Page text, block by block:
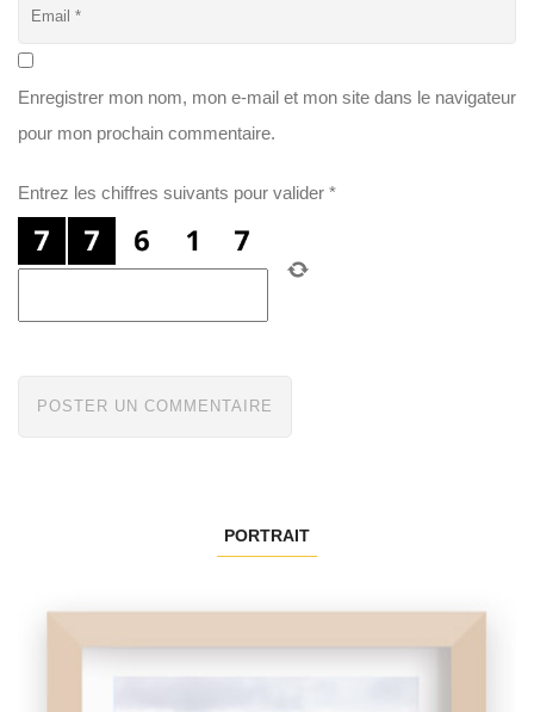
Enregistrer mon nom, mon e-mail et mon site dans le navigateur
pour mon prochain commentaire.
Entrez les chiffres suivants pour valider *
PORTRAIT